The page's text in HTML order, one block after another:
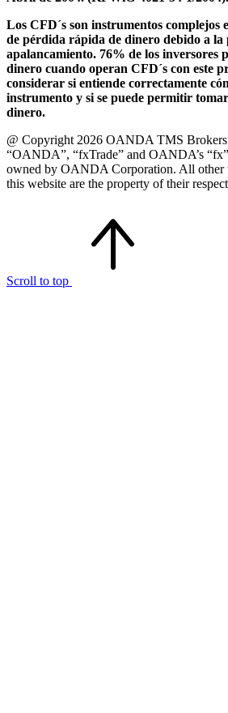
Los CFD´s son instrumentos complejos
de pérdida rápida de dinero debido a la
apalancamiento. 76% de los inversores
dinero cuando operan CFD´s con este
considerar si entiende correctamente
instrumento y si se puede permitir
dinero.
@ Copyright 2026 OANDA TMS
“OANDA”, “fxTrade” and OANDA’s
owned by OANDA Corporation. All other
this website are the property of their
Scroll to top